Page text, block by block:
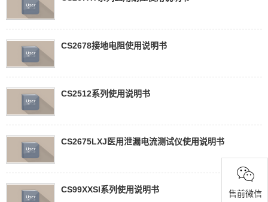
CS2678接地电阻使用说明书
CS2512系列使用说明书
CS2675LXJ医用泄漏电流测试仪使用说明书
CS99XXSI系列使用说明书 售前微信